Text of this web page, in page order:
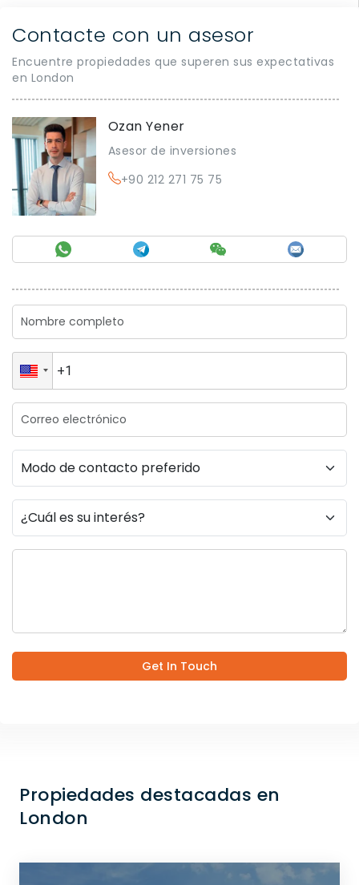
Contacte con un asesor
Encuentre propiedades que superen sus expectativas
en London
Ozan Yener
Asesor de inversiones
+90 212 271 75 75
Get In Touch
Propiedades destacadas en
London